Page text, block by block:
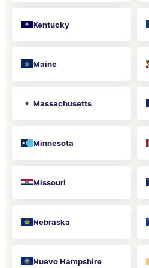
Kentucky
Maine
Massachusetts
Minnesota
Missouri
Nebraska
Nuevo Hampshire